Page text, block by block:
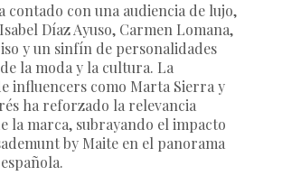
contado con una audiencia de lujo,
Díaz Ayuso, Carmen Lomana,
y un sinfín de personalidades
la moda y la cultura. La
influencers como Marta Sierra y
ha reforzado la relevancia
la marca, subrayando el impacto
by Maite en el panorama